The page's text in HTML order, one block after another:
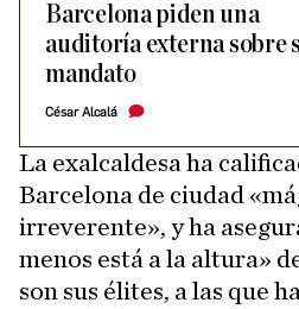
Barcelona piden una
auditoría externa sobre
mandato
César Alcalá
La exalcaldesa ha
Barcelona de ciudad
irreverente», y ha
menos está a la altura»
son sus élites, a las que